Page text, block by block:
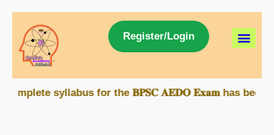
Register/Login
syllabus for the 𝐁𝐏𝐒𝐂 𝐀𝐄𝐃𝐎 𝐄𝐱𝐚𝐦 has been made